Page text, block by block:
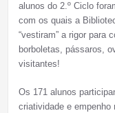
alunos do 2.º Ciclo
com os quais a
“vestiram” a rigor para
borboletas, pássaros,
visitantes!
Os 171 alunos
criatividade e empenho